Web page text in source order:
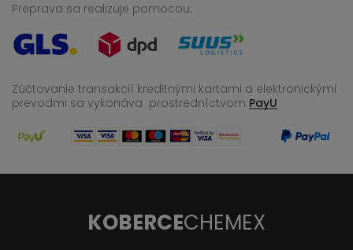
Preprava sa realizuje pomocou:
Zúčtovanie transakcií kreditnými kartami a elektronickými
prevodmi sa vykonáva prostredníctvom PayU
KOBERCECHEMEX